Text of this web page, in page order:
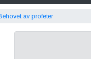
av profeter